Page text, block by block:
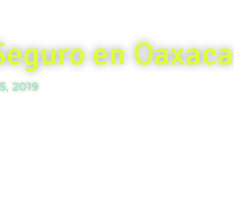
en Oaxaca
2019